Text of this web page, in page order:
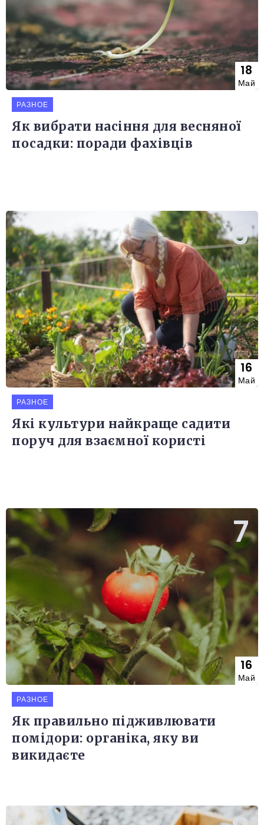
18
Май
РАЗНОЕ
Як вибрати насіння для весняної
посадки: поради фахівців
16
Май
РАЗНОЕ
Які культури найкраще садити
поруч для взаємної користі
16
Май
РАЗНОЕ
Як правильно підживлювати
помідори: органіка, яку ви
викидаєте